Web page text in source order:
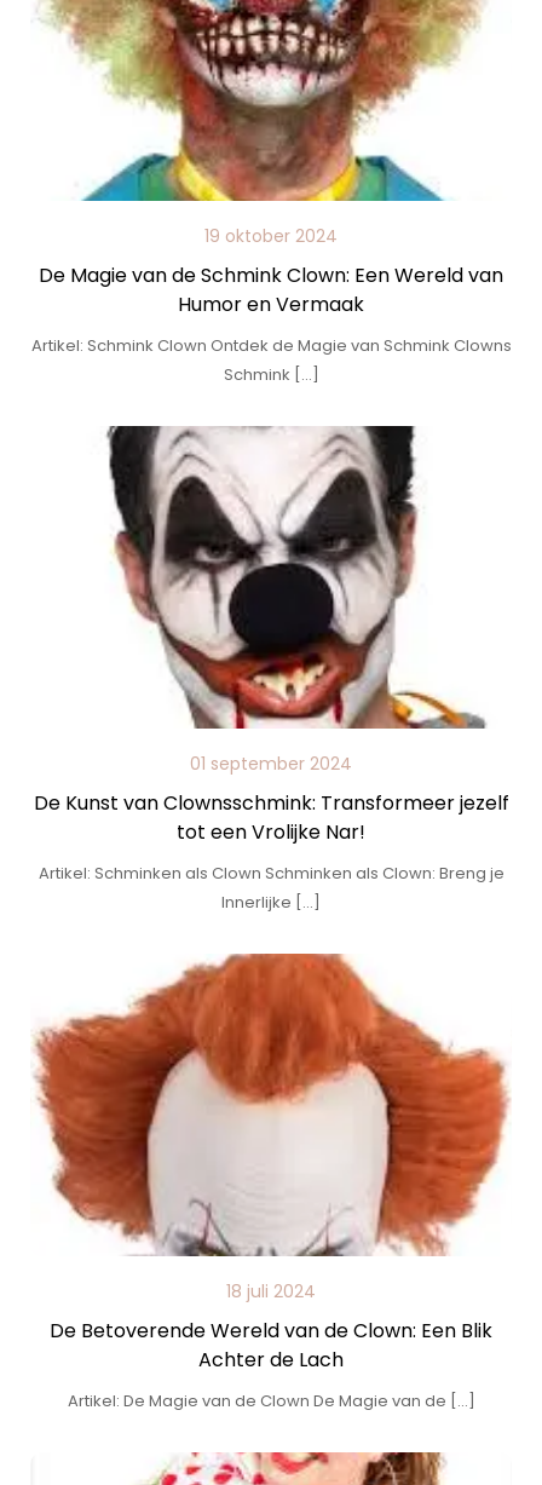
19 oktober 2024
De Magie van de Schmink Clown: Een Wereld van
Humor en Vermaak
Artikel: Schmink Clown Ontdek de Magie van Schmink Clowns
Schmink […]
01 september 2024
De Kunst van Clownsschmink: Transformeer jezelf
tot een Vrolijke Nar!
Artikel: Schminken als Clown Schminken als Clown: Breng je
Innerlijke […]
18 juli 2024
De Betoverende Wereld van de Clown: Een Blik
Achter de Lach
Artikel: De Magie van de Clown De Magie van de […]